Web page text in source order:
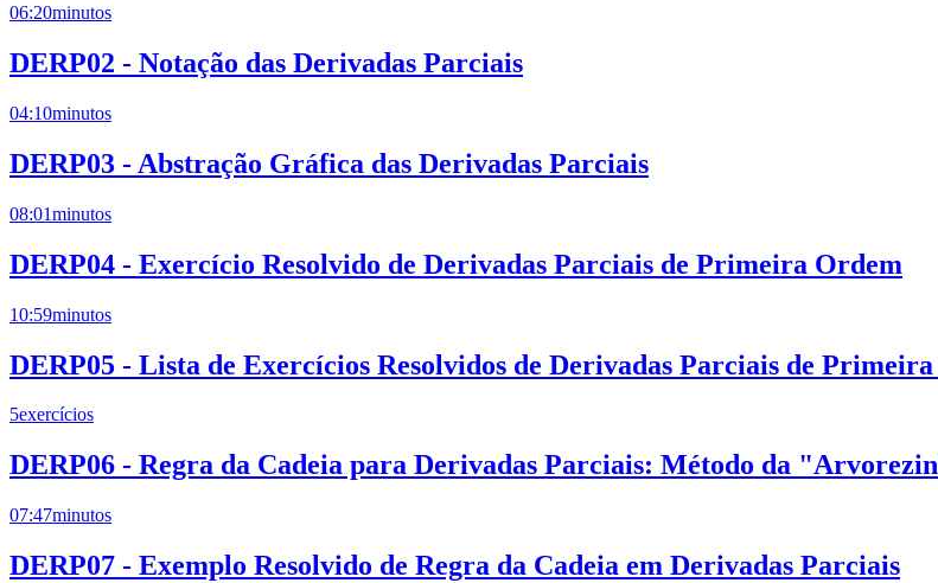
06:20minutos
DERP02 - Notação das Derivadas Parciais
04:10minutos
DERP03 - Abstração Gráfica das Derivadas Parciais
08:01minutos
DERP04 - Exercício Resolvido de Derivadas Parciais de Primeira Ordem
10:59minutos
DERP05 - Lista de Exercícios Resolvidos de Derivadas Parciais de
5exercícios
DERP06 - Regra da Cadeia para Derivadas Parciais: Método da
07:47minutos
DERP07 - Exemplo Resolvido de Regra da Cadeia em Derivadas Parciais